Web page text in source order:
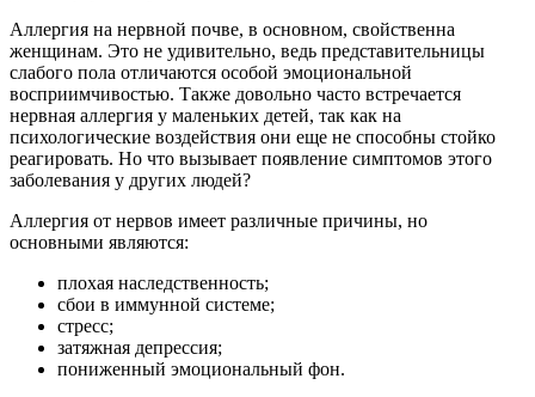
Аллергия на нервной почве, в основном, свойственна
женщинам. Это не удивительно, ведь представительницы
слабого пола отличаются особой эмоциональной
восприимчивостью. Также довольно часто встречается
нервная аллергия у маленьких детей, так как на
психологические воздействия они еще не способны стойко
реагировать. Но что вызывает появление симптомов этого
заболевания у других людей?
Аллергия от нервов имеет различные причины, но
основными являются:
плохая наследственность;
сбои в иммунной системе;
стресс;
затяжная депрессия;
пониженный эмоциональный фон.